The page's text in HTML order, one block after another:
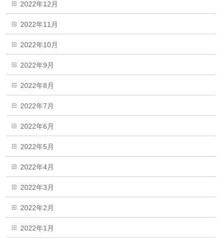
2022年12月
2022年11月
2022年10月
2022年9月
2022年8月
2022年7月
2022年6月
2022年5月
2022年4月
2022年3月
2022年2月
2022年1月